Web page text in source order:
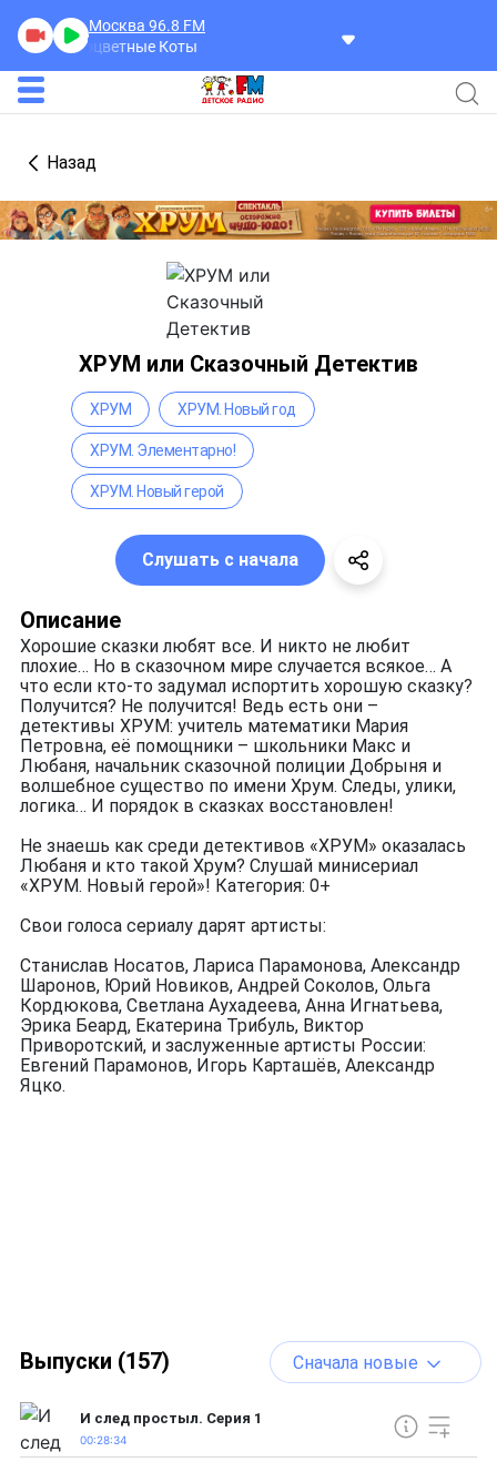
Москва 96.8 FM
Разноцветные Коты
Назад
ХРУМ или Сказочный Детектив
Описание
Хорошие сказки любят все. И никто не любит
плохие… Но в сказочном мире случается всякое… А
что если кто-то задумал испортить хорошую сказку?
Получится? Не получится! Ведь есть они –
детективы ХРУМ: учитель математики Мария
Петровна, её помощники – школьники Макс и
Любаня, начальник сказочной полиции Добрыня и
волшебное существо по имени Хрум. Следы, улики,
логика… И порядок в сказках восстановлен!
Не знаешь как среди детективов «ХРУМ» оказалась
Любаня и кто такой Хрум? Слушай минисериал
«ХРУМ. Новый герой»! Категория: 0+
Свои голоса сериалу дарят артисты:
Станислав Носатов, Лариса Парамонова, Александр
Шаронов, Юрий Новиков, Андрей Соколов, Ольга
Кордюкова, Светлана Аухадеева, Анна Игнатьева,
Эрика Беард, Екатерина Трибуль, Виктор
Приворотский, и заслуженные артисты России:
Евгений Парамонов, Игорь Карташёв, Александр
Яцко.
ХРУМ ХРУМ. Новый год
ХРУМ. Элементарно!
ХРУМ. Новый герой
Слушать с начала
Выпуски (157) Сначала новые
И след простыл. Серия 1
00:28:34